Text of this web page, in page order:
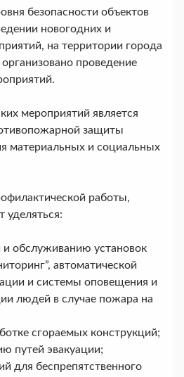
безопасности объектов
новогодних и
на территории города
проведение
мероприятий является
защиты
материальных и социальных
работы,
уделяться:
и обслуживанию установок
автоматической
и системы оповещения и
людей в случае пожара на
сгораемых конструкций;
путей эвакуации;
для беспрепятственного